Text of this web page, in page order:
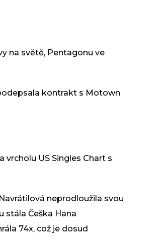
na světě, Pentagonu ve
kontrakt s Motown
US Singles Chart s
neprodloužila svou
stála Češka Hana
74x, což je dosud